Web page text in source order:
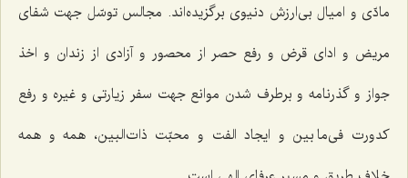
مادّی و امیال بی‌ارزش دنیوی برگزیده‌اند. مجالس توسّل جهت شفای
مریض و ادای قرض و رفع حصر از محصور و آزادی از زندان و اخذ
جواز و گذرنامه و برطرف شدن موانع جهت سفر زیارتی و غیره و رفع
کدورت فی‌ما بین و ایجاد الفت و محبّت ذات‌البین، همه و همه